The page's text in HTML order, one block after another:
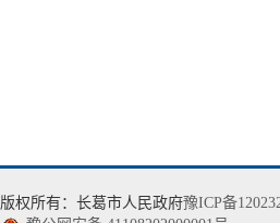
版权所有：长葛市人民政府豫ICP备